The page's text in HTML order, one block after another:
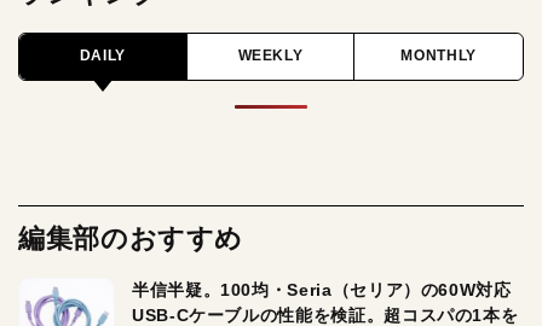
DAILY WEEKLY MONTHLY
編集部のおすすめ
半信半疑。100均・Seria（セリア）の60W対応
USB-Cケーブルの性能を検証。超コスパの1本を